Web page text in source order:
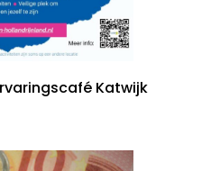
Katwijk